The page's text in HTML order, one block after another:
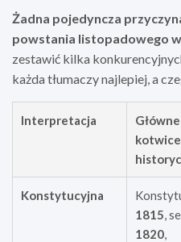
Żadna pojedyncza
powstania listopadowego w
zestawić kilka
każda tłumaczy najlepiej, a
Interpretacja
Główne
kotwice
Konstytucyjna
1815,
1820,